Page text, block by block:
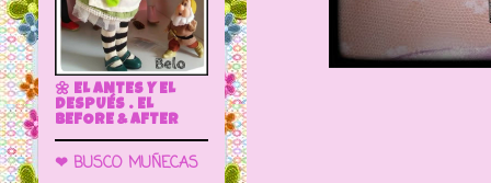
🌼 EL ANTES Y EL
DESPUÉS . EL
BEFORE & AFTER
❤ BUSCO MUÑECAS